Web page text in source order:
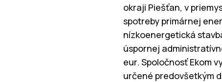
okraji Piešťan, v
spotreby primárnej
nízkoenergetická
úspornej
eur. Spoločnosť Ekom
určené predovšetkým